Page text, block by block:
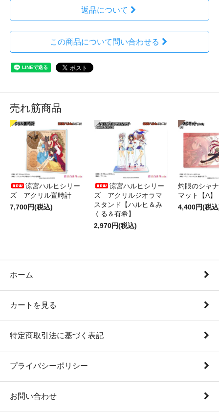
返品について
この商品について問い合わせる
売れ筋商品
涼宮ハルヒシリー
ズ アクリル置時計
7,700円(税込)
涼宮ハルヒシリー
ズ アクリルジオラマ
スタンド【ハルヒ＆み
くる＆有希】
2,970円(税込)
灼眼のシャ
マット【A】
4,400円(税
ホーム
カートを見る
特定商取引法に基づく表記
プライバシーポリシー
お問い合わせ